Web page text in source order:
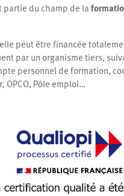
partie du champ de la
peut être financée
par un organisme tiers,
personnel de formation,
OPCO, Pôle emploi…